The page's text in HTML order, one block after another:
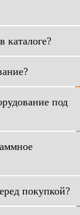
каталоге?
под
покупкой?